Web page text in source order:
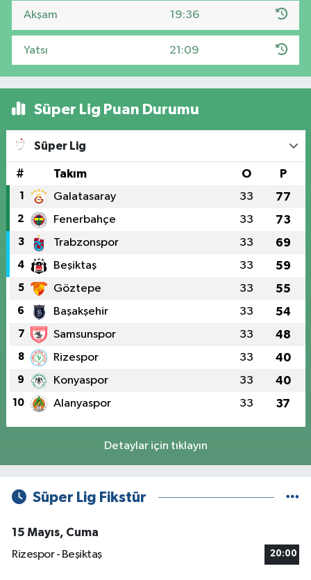
Akşam 19:36
Yatsı 21:09
Süper Lig Puan Durumu
Süper Lig
# Takım O P
1 Galatasaray 33 77
2 Fenerbahçe 33 73
3 Trabzonspor 33 69
4 Beşiktaş 33 59
5 Göztepe 33 55
6 Başakşehir 33 54
7 Samsunspor 33 48
8 Rizespor 33 40
9 Konyaspor 33 40
10 Alanyaspor 33 37
Detaylar için tıklayın
Süper Lig Fikstür
15 Mayıs, Cuma
Rizespor - Beşiktaş
20:00